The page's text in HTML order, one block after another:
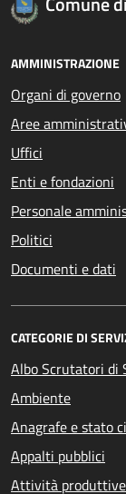
AMMINISTRAZIONE
Organi di governo
Aree
Uffici
Enti e fondazioni
Personale
Politici
Documenti e dati
CATEGORIE DI
Albo Scrutatori di
Ambiente
Anagrafe e stato
Appalti pubblici
Attività